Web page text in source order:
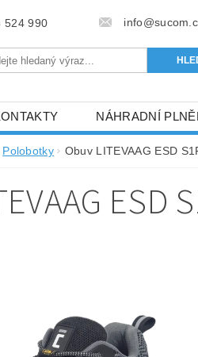
524 990
NÁHRADNÍ
Polobotky Obuv LITEVAAG ESD
ESD